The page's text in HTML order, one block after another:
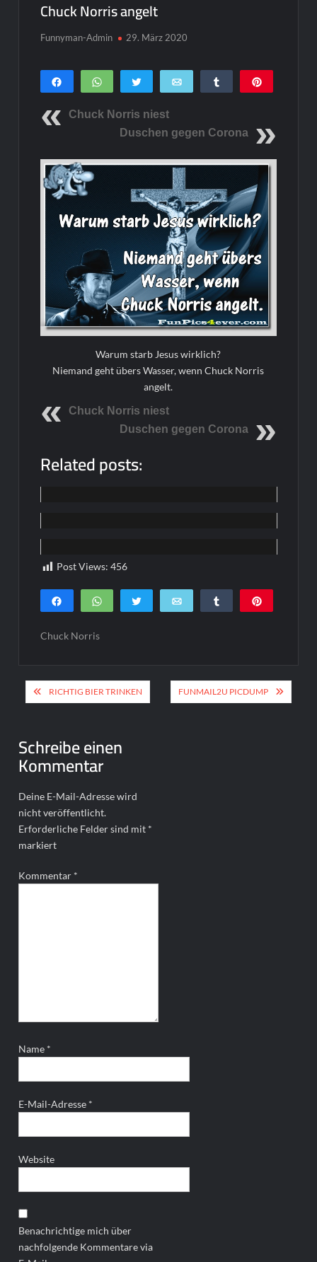
Chuck Norris angelt
Funnyman-Admin 29. März 2020
Teilen WhatsApp Twittern E-Mail Teilen
SHARES
Chuck Norris niest
Duschen gegen Corona
Warum starb Jesus wirklich?
Niemand geht übers Wasser, wenn Chuck Norris
angelt.
Chuck Norris niest
Duschen gegen Corona
Related posts:
Post Views: 456
Teilen WhatsApp Twittern E-Mail Teilen
SHARES
Chuck Norris
Beitragsnavigation
RICHTIG BIER TRINKEN FUNMAIL2U PICDUMP
Schreibe einen
Kommentar
Deine E-Mail-Adresse wird
nicht veröffentlicht.
Erforderliche Felder sind mit *
markiert
Kommentar *
Name *
E-Mail-Adresse *
Website
Benachrichtige mich über
nachfolgende Kommentare via